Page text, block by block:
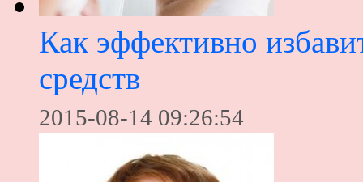
Как эффективно
средств
2015-08-14 09:26:54